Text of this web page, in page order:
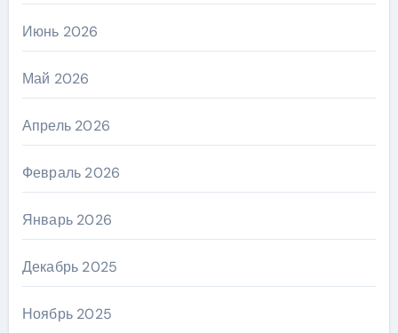
Июнь 2026
Май 2026
Апрель 2026
Февраль 2026
Январь 2026
Декабрь 2025
Ноябрь 2025